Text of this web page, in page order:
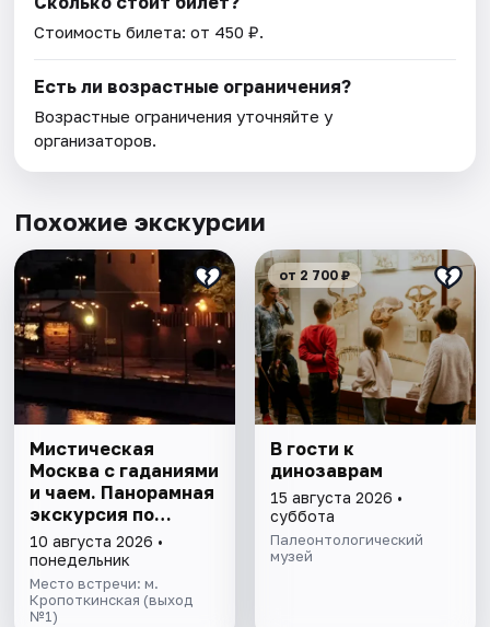
Стоимость билета: от 450 ₽.
Есть ли возрастные ограничения?
Возрастные ограничения уточняйте у
организаторов.
Похожие экскурсии
Мистическая
Москва с гаданиями
и чаем. Панорамная
экскурсия по
центру столицы
10 августа 2026 •
понедельник
Место встречи: м.
Кропоткинская (выход
№1)
от 2 700 ₽
В гости к
динозаврам
15 августа 2026 •
суббота
Палеонтологический
музей